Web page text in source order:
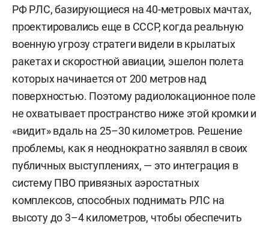
РФ РЛС, базирующиеся на 40-метровых мачтах,
проектировались еще в СССР, когда реальную
военную угрозу стратеги видели в крылатых
ракетах и скоростной авиации, эшелон полета
которых начинается от 200 метров над
поверхностью. Поэтому радиолокационное поле
не охватывает пространство ниже этой кромки и
«видит» вдаль на 25–30 километров. Решение
проблемы, как я неоднократно заявлял в своих
публичных выступлениях, — это интеграция в
систему ПВО привязных аэростатных
комплексов, способных поднимать РЛС на
высоту до 3–4 километров, чтобы обеспечить